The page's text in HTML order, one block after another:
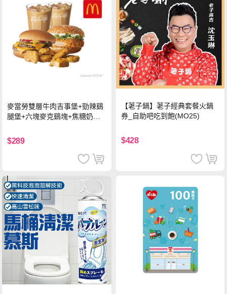
麥當勞雙層牛肉吉事堡+勁辣鷄
腿堡+六塊麥克鷄塊+焦糖奶茶
$289
【荖子鍋】荖子經典套餐火鍋
券_自助吧吃到飽(MO25)
$428